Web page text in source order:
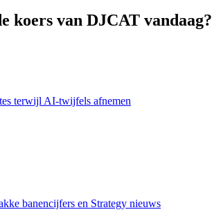
koers van DJCAT vandaag?
terwijl AI-twijfels afnemen
banencijfers en Strategy nieuws